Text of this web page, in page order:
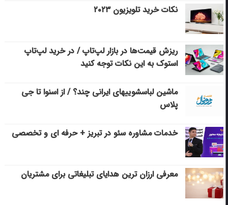
نکات خرید تلویزیون ۲۰۲۳
ریزش قیمت‌ها در بازار لپ‌تاپ / در خرید لپ‌تاپ
استوک به این نکات توجه کنید
ماشین لباسشویی‎های ایرانی چند؟ / از اسنوا تا جی
پلاس
خدمات مشاوره سئو در تبریز + حرفه ای و تخصصی
معرفی ارزان ترین هدایای تبلیغاتی برای مشتریان